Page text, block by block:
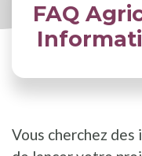
FAQ
Vous cherchez